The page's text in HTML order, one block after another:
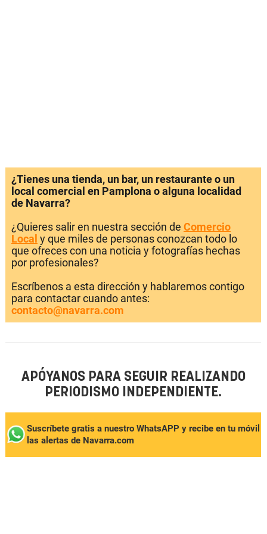
¿Tienes una tienda, un bar, un restaurante o un
local comercial en Pamplona o alguna localidad
de Navarra?
¿Quieres salir en nuestra sección de Comercio
Local y que miles de personas conozcan todo lo
que ofreces con una noticia y fotografías hechas
por profesionales?
Escríbenos a esta dirección y hablaremos contigo
para contactar cuando antes:
contacto@navarra.com
APÓYANOS PARA SEGUIR REALIZANDO
PERIODISMO INDEPENDIENTE.
Suscríbete gratis a nuestro WhatsAPP y recibe en tu móvil
las alertas de Navarra.com